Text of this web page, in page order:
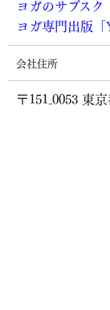
ヨガのサブス
ヨガ専門出版「
会社住所
〒151₋0053 東